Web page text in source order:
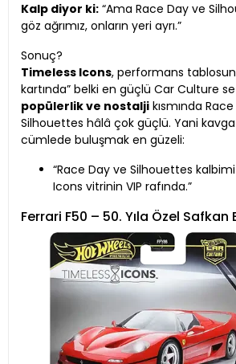
Kalp diyor ki: “Ama Race Day ve
göz ağrımız, onların yeri ayrı.”
Sonuç?
Timeless Icons, performans
kartında” belki en güçlü Car Culture
popülerlik ve nostalji kısmında
Silhouettes hâlâ çok güçlü. Yani
cümlede buluşmak en güzeli:
“Race Day ve Silhouettes
Icons vitrinin VIP rafında.”
Ferrari F50 – 50. Yıla Özel Safkan